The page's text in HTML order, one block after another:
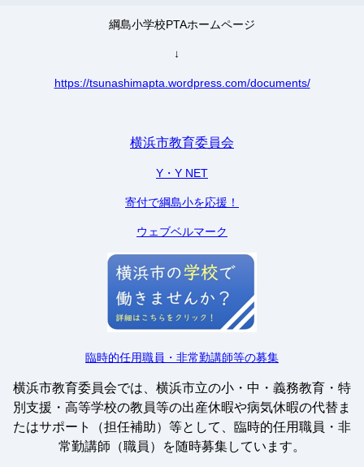
綱島小学校PTAホームページ
↓
https://tsunashimapta.wordpress.com/documents/
横浜市教育委員会
Y・Y NET
寄付で綱島小を応援！
ウェブベルマーク
臨時的任用職員・非常勤講師等の募集
横浜市教育委員会では、横浜市立の小・中・義務教育・特
別支援・高等学校の教員等の出産休暇や病気休暇の代替ま
たはサポート（担任補助）等として、臨時的任用職員・非
常勤講師（職員）を随時募集しています。